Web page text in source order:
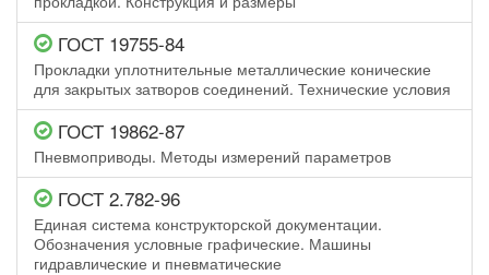
ГОСТ 19755-84
Прокладки уплотнительные металлические конические
для закрытых затворов соединений. Технические условия
ГОСТ 19862-87
Пневмоприводы. Методы измерений параметров
ГОСТ 2.782-96
Единая система конструкторской документации.
Обозначения условные графические. Машины
гидравлические и пневматические